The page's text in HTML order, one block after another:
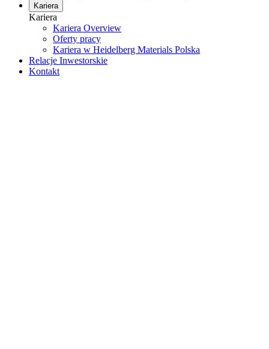
Kariera
Kariera
Kariera Overview
Oferty pracy
Kariera w Heidelberg Materials Polska
Relacje Inwestorskie
Kontakt